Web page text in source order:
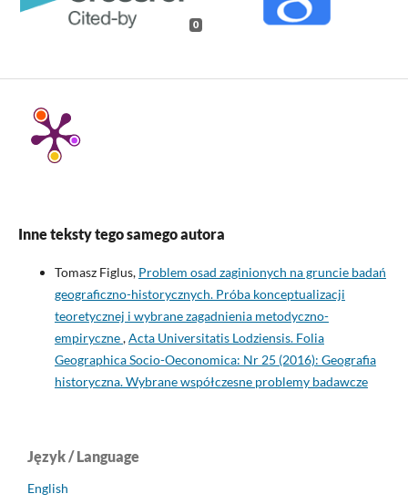
0
Inne teksty tego samego autora
Tomasz Figlus, Problem osad zaginionych na gruncie badań
geograficzno-historycznych. Próba konceptualizacji
teoretycznej i wybrane zagadnienia metodyczno-
empiryczne,Acta Universitatis Lodziensis. Folia
Geographica Socio-Oeconomica: Nr 25 (2016): Geografia
historyczna. Wybrane współczesne problemy badawcze
Język / Language
English